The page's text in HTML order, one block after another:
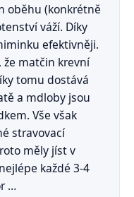
oběhu (konkrétně
váží. Díky
efektivněji.
že matčin krevní
tomu dostává
a mdloby jsou
Vše však
stravovací
měly jíst v
každé 3-4
…